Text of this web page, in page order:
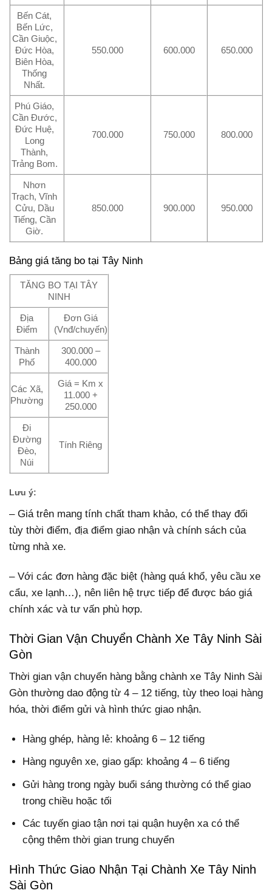
Bến Cát,
Bến Lức,
Cần Giuộc,
Đức Hòa,
Biên Hòa,
Thống
Nhất.
550.000 600.000 650.000
Phú Giáo,
Cần Đước,
Đức Huệ,
Long
Thành,
Trảng Bom.
700.000 750.000 800.000
Nhơn
Trạch, Vĩnh
Cửu, Dầu
Tiếng, Cần
Giờ.
850.000 900.000 950.000
Bảng giá tăng bo tại Tây Ninh
TĂNG BO TẠI TÂY
NINH
Địa
Điểm
Đơn Giá
(Vnđ/chuyến)
Thành
Phố
300.000 –
400.000
Các Xã,
Phường
Giá = Km x
11.000 +
250.000
Đi
Đường
Đèo,
Núi
Tính Riêng
Lưu ý:
– Giá trên mang tính chất tham khảo, có thể thay đổi
tùy thời điểm, địa điểm giao nhận và chính sách của
từng nhà xe.
– Với các đơn hàng đặc biệt (hàng quá khổ, yêu cầu xe
cẩu, xe lạnh…), nên liên hệ trực tiếp để được báo giá
chính xác và tư vấn phù hợp.
Thời Gian Vận Chuyển Chành Xe Tây Ninh Sài
Gòn
Thời gian vận chuyển hàng bằng chành xe Tây Ninh Sài
Gòn thường dao động từ 4 – 12 tiếng, tùy theo loại hàng
hóa, thời điểm gửi và hình thức giao nhận.
Hàng ghép, hàng lẻ: khoảng 6 – 12 tiếng
Hàng nguyên xe, giao gấp: khoảng 4 – 6 tiếng
Gửi hàng trong ngày buổi sáng thường có thể giao
trong chiều hoặc tối
Các tuyến giao tận nơi tại quận huyện xa có thể
cộng thêm thời gian trung chuyển
Hình Thức Giao Nhận Tại Chành Xe Tây Ninh
Sài Gòn